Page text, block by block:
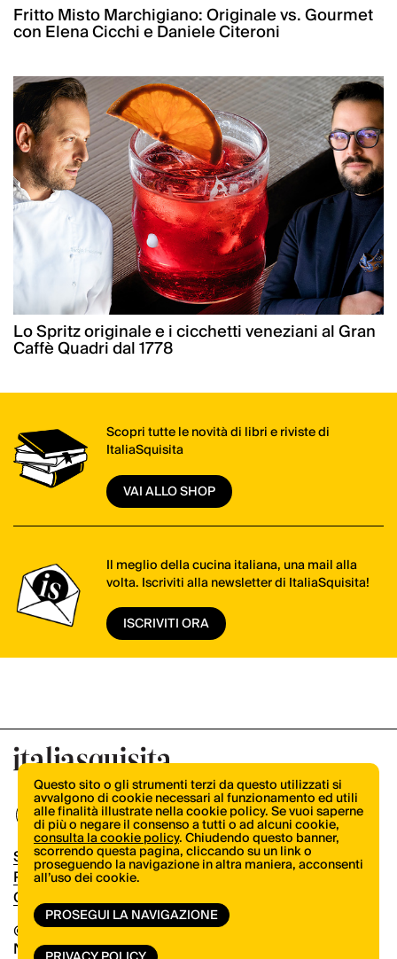
Fritto Misto Marchigiano: Originale vs. Gourmet
con Elena Cicchi e Daniele Citeroni
Lo Spritz originale e i cicchetti veneziani al Gran
Caffè Quadri dal 1778
Scopri tutte le novità di libri e riviste di
ItaliaSquisita
VAI ALLO SHOP
Il meglio della cucina italiana, una mail alla
volta. Iscriviti alla newsletter di ItaliaSquisita!
ISCRIVITI ORA
© Copyright 2026.Vertical.it
N.ro Iscrizione ROC 32504
Shop
Pubblicità
Contatti
Questo sito o gli strumenti terzi da questo utilizzati si
avvalgono di cookie necessari al funzionamento ed utili
alle finalità illustrate nella cookie policy. Se vuoi saperne
di più o negare il consenso a tutti o ad alcuni cookie,
consulta la cookie policy. Chiudendo questo banner,
scorrendo questa pagina, cliccando su un link o
proseguendo la navigazione in altra maniera, acconsenti
all’uso dei cookie.
PROSEGUI LA NAVIGAZIONE